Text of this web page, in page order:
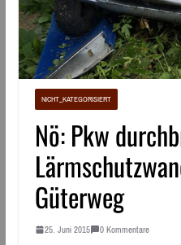
NICHT_KATEGORISIERT
Nö: Pkw
Güterweg
25. Juni 2015 0 Kommentare